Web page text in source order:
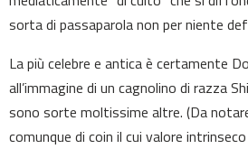
sorta di passaparola non per niente
La più celebre e antica è certamente
all’immagine di un cagnolino di razza
sono sorte moltissime altre. (Da
comunque di coin il cui valore